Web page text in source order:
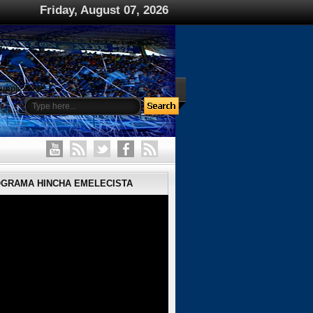
Friday, August 07, 2026
Page
HINCHA EMELECISTA